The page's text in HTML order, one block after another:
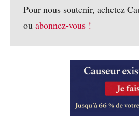
Pour nous soutenir, achetez
ou abonnez-vous !